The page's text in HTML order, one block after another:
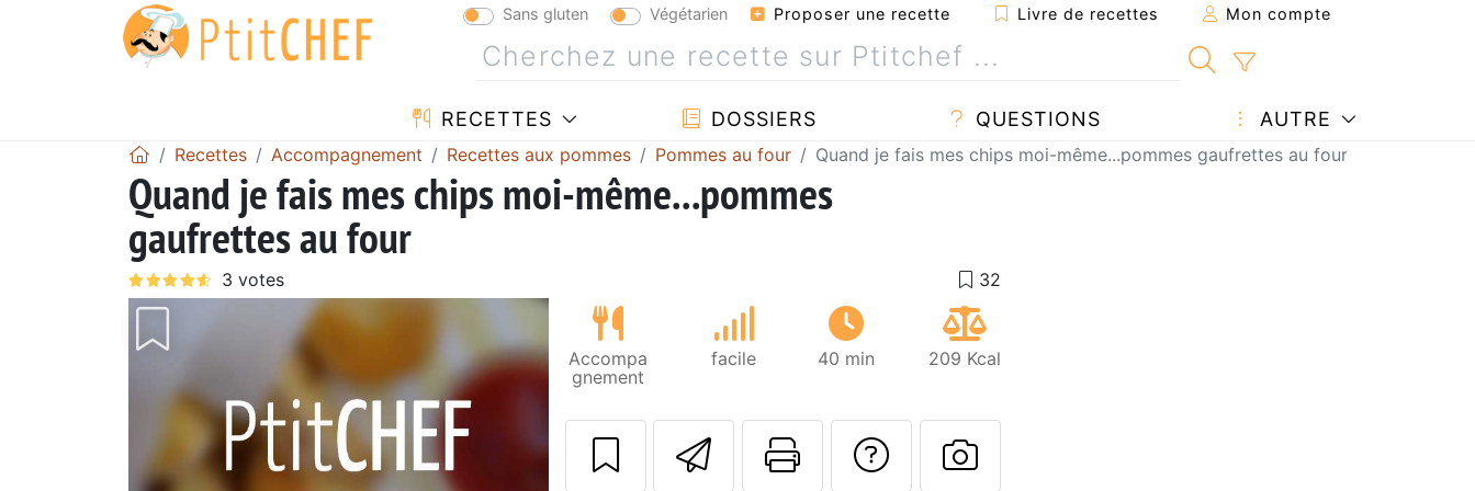
Sans gluten Végétarien Proposer une recette Livre de recettes Mon compte
RECETTES DOSSIERS QUESTIONS AUTRE
Recettes Accompagnement Recettes aux pommes Pommes au four Quand je fais mes chips moi-même...pommes gaufrettes au four
Quand je fais mes chips moi-même...pommes
gaufrettes au four
Accompa
gnement
facile 40 min 209 Kcal
Envoyer cette recette à un ami
Imprimer cette page
Poser une question à l'auteur